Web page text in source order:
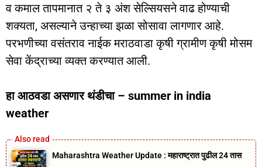
व कमाल तापमानात २ ते ३ अंश सेल्सियसने वाढ होण्याची
शक्यता, असल्याने उन्हाच्या झळा सोसावा लागणार आहे.
परभणीच्या वसंतराव नाईक मराठवाडा कृषी ग्रामीण कृषी मोसम
सेवा केंद्राच्या व्यक्त करण्यात आली.
हा आठवडा असणार थंडीचा – summer in india
weather
Maharashtra Weather Update : महाराष्ट्रात पुढील 24 तास